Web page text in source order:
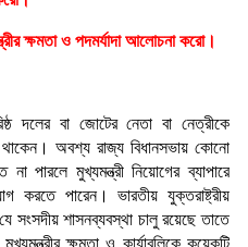
ক্ষমতা ও পদমর্যাদা আলোচনা করো।
দলের বা জোটের নেতা বা নেত্রীকে
থাকেন। অবশ্য রাজ্য বিধানসভায় কোনো
পারলে মুখ্যমন্ত্রী নিয়োগের ব্যাপারে
করতে পারেন। ভারতীয় যুক্তরাষ্ট্রীয়
সংসদীয় শাসনব্যবস্থা চালু রয়েছে তাতে
ক্ষমতা ও কার্যাবলিকে কয়েকটি